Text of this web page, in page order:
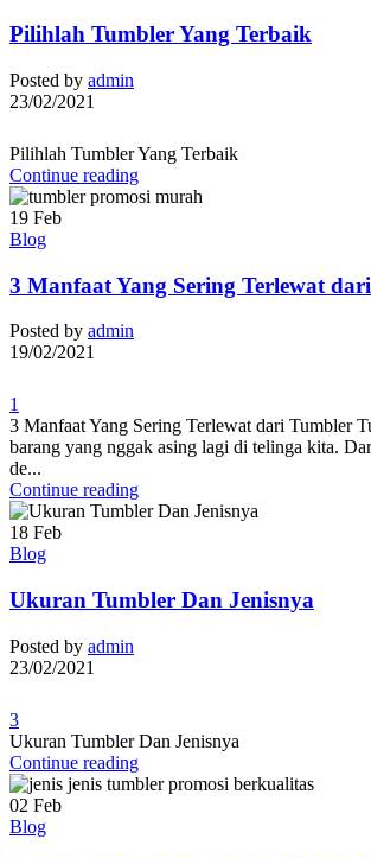
Pilihlah Tumbler Yang Terbaik
Posted by admin
23/02/2021
Pilihlah Tumbler Yang Terbaik
Continue reading
19 Feb
Blog
3 Manfaat Yang Sering Terlewat
Posted by admin
19/02/2021
1
3 Manfaat Yang Sering Terlewat dari Tumbler
barang yang nggak asing lagi di telinga kita.
de...
Continue reading
18 Feb
Blog
Ukuran Tumbler Dan Jenisnya
Posted by admin
23/02/2021
3
Ukuran Tumbler Dan Jenisnya
Continue reading
02 Feb
Blog